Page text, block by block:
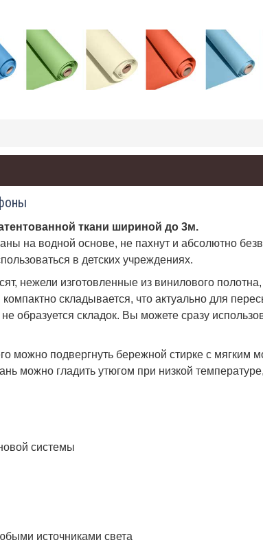
ткани шириной до 3м.
на водной основе, не пахнут и абсолютно
в детских учреждениях.
нежели изготовленные из винилового
складывается, что актуально для
образуется складок. Вы можете сразу
можно подвергнуть бережной стирке с мягким
можно гладить утюгом при низкой
системы
источниками света